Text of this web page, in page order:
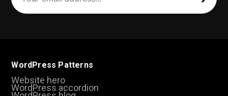
address
(Required)
WordPress Patterns
Website hero
WordPress accordion